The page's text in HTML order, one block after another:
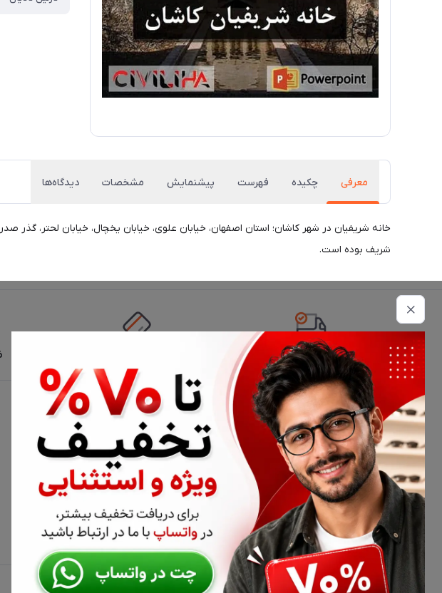
معرفی چکیده فهرست پیشنمایش مشخصات دیدگاه‌ها
شریف بوده است.
تحویل اکسپرس
اطلاعات تماس
02177116909
info@civiliha.com
ارسال فوری در تهران + ارسال به سراسر کشور
دسترسی سریع
حساب کاربری
مجله فروشگاه
لیست محصولات
درباره ما